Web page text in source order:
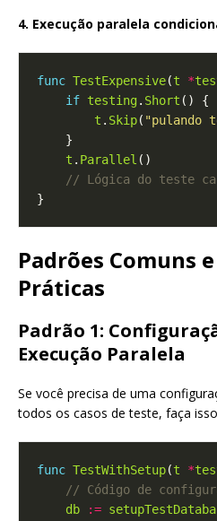
4. Execução paralela
func TestExpensive(t *
if testing. Short
t . Skip( "pulando
t . Parallel
Padrões Comuns
Práticas
Padrão 1:
Execução Paralela
Se você precisa de uma
todos os casos de teste, faça
func TestWithSetup(t *
db :=